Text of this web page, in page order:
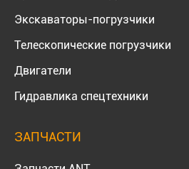
Экскаваторы-погрузчики
Телескопические погрузчики
Двигатели
Гидравлика спецтехники
ЗАПЧАСТИ